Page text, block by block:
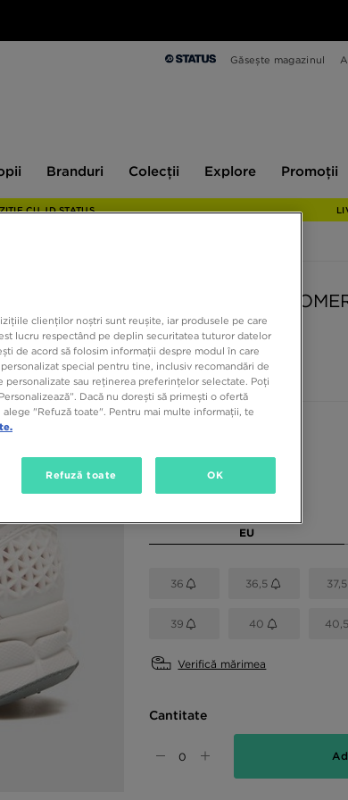
Găsește magazinul
Branduri Colecții Explore Promoții
CU JD STATUS
NIKE W ZOOM
429,99 RON
Alege mărimea
EU
36 36,5 37,5
39 40 40,5
Verifică mărimea
Cantitate
clienților noștri sunt reușite, iar produsele pe care
lucru respectând pe deplin securitatea tuturor datelor
de acord să folosim informații despre modul în care
special pentru tine, inclusiv recomandări de
sau reținerea preferințelor selectate. Poți
Dacă nu dorești să primești o ofertă
"Refuză toate". Pentru mai multe informații, te
Refuză toate OK